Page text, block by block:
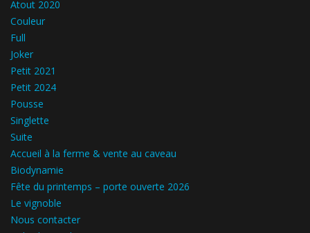
Atout 2020
Couleur
Full
Joker
Petit 2021
Petit 2024
Pousse
Singlette
Suite
Accueil à la ferme & vente au caveau
Biodynamie
Fête du printemps – porte ouverte 2026
Le vignoble
Nous contacter